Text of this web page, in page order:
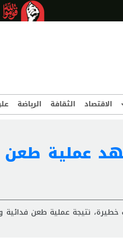
الاقتصاد الثقافة الرياضة
عملية طعن
خطيرة، نتيجة عملية طعن